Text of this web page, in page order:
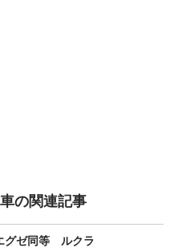
の関連記事
グゼ同等 ルクラ